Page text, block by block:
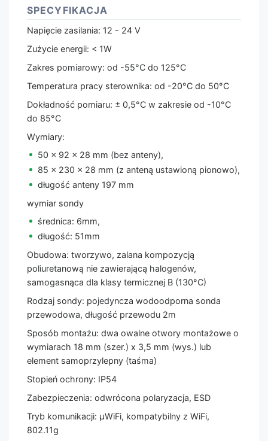
SPECYFIKACJA
Napięcie zasilania: 12 - 24 V
Zużycie energii: < 1W
Zakres pomiarowy: od -55°C do 125°C
Temperatura pracy sterownika: od -20°C do 50°C
Dokładność pomiaru: ± 0,5°C w zakresie od -10°C
do 85°C
Wymiary:
50 x 92 x 28 mm (bez anteny),
85 x 230 x 28 mm (z anteną ustawioną pionowo),
długość anteny 197 mm
wymiar sondy
średnica: 6mm,
długość: 51mm
Obudowa: tworzywo, zalana kompozycją
poliuretanową nie zawierającą halogenów,
samogasnąca dla klasy termicznej B (130°C)
Rodzaj sondy: pojedyncza wodoodporna sonda
przewodowa, długość przewodu 2m
Sposób montażu: dwa owalne otwory montażowe o
wymiarach 18 mm (szer.) x 3,5 mm (wys.) lub
element samoprzylepny (taśma)
Stopień ochrony: IP54
Zabezpieczenia: odwrócona polaryzacja, ESD
Tryb komunikacji: µWiFi, kompatybilny z WiFi,
802.11g